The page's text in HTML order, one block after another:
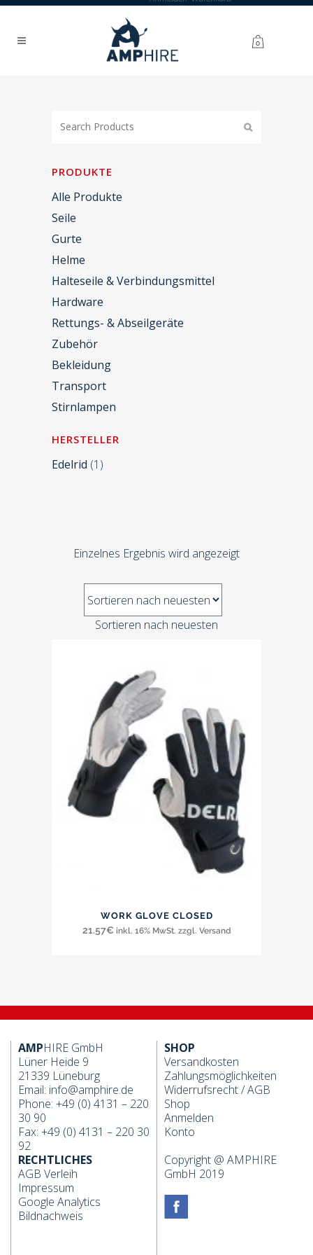
0
PRODUKTE
Alle Produkte
Seile
Gurte
Helme
Halteseile & Verbindungsmittel
Hardware
Rettungs- & Abseilgeräte
Zubehör
Bekleidung
Transport
Stirnlampen
HERSTELLER
Edelrid (1)
Einzelnes Ergebnis wird angezeigt
Sortieren nach neuesten
WORK GLOVE CLOSED
21.57€ inkl. 16% MwSt. zzgl. Versand
AMPHIRE GmbH
Lüner Heide 9
21339 Lüneburg
Email: info@amphire.de
Phone: +49 (0) 4131 – 220
30 90
Fax: +49 (0) 4131 – 220 30
92
SHOP
Versandkosten
Zahlungsmöglichkeiten
Widerrufsrecht/AGB
Shop
Anmelden
Konto
RECHTLICHES
AGB Verleih
Impressum
Google Analytics
Bildnachweis
Copyright @ AMPHIRE
GmbH 2019